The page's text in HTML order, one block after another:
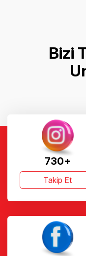
Bizi
730+
Takip Et